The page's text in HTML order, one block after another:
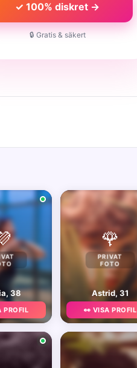
✓ 100% diskret →
🔒 Gratis & säkert
38
PROFIL
🌹
PRIVAT
FOTO
Astrid, 31
👀 VISA PROFIL